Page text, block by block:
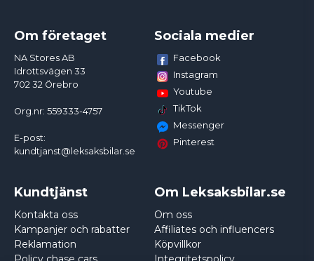
Om företaget
NA Stores AB
Idrottsvägen 33
702 32 Örebro
Org.nr: 559333-4757
E-post:
kundtjanst@leksaksbilar.se
Sociala medier
Facebook
Instagram
Youtube
TikTok
Messenger
Pinterest
Kundtjänst
Kontakta oss
Kampanjer och rabatter
Reklamation
Om Leksaksbilar.se
Om oss
Affiliates och influencers
Köpvillkor